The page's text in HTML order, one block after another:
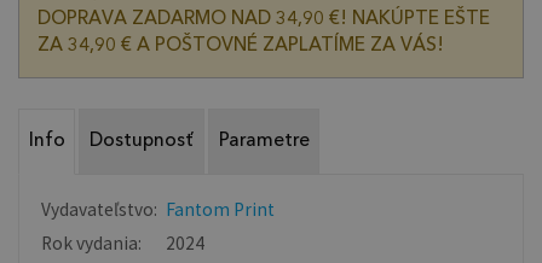
DOPRAVA ZADARMO NAD 34,90 €! NAKÚPTE EŠTE
ZA 34,90 € A POŠTOVNÉ ZAPLATÍME ZA VÁS!
Info Dostupnosť Parametre
Vydavateľstvo: Fantom Print
Rok vydania:
2024